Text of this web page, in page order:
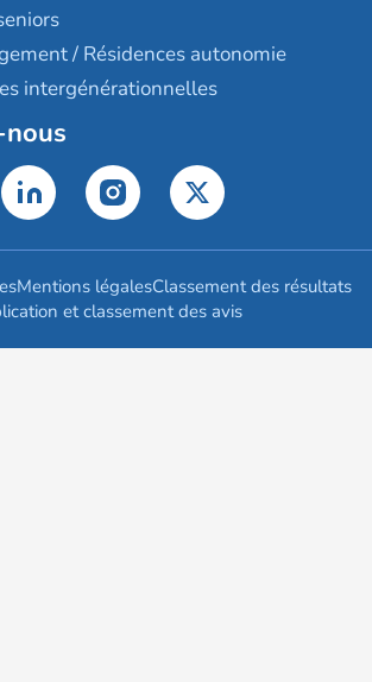
/ Résidences autonomie
intergénérationnelles
Mentions légalesClassement des résultats
et classement des avis